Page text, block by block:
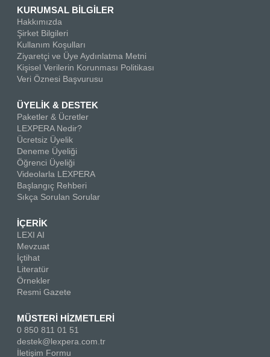
KURUMSAL BİLGİLER
Hakkımızda
Şirket Bilgileri
Kullanım Koşulları
Ziyaretçi ve Üye Aydınlatma Metni
Kişisel Verilerin Korunması Politikası
Veri Öznesi Başvurusu
ÜYELİK & DESTEK
Paketler & Ücretler
LEXPERA Nedir?
Ücretsiz Üyelik
Deneme Üyeliği
Öğrenci Üyeliği
Videolarla LEXPERA
Başlangıç Rehberi
Sıkça Sorulan Sorular
İÇERİK
LEXI AI
Mevzuat
İçtihat
Literatür
Örnekler
Resmi Gazete
MÜSTERİ HİZMETLERİ
0 850 811 01 51
destek@lexpera.com.tr
İletişim Formu